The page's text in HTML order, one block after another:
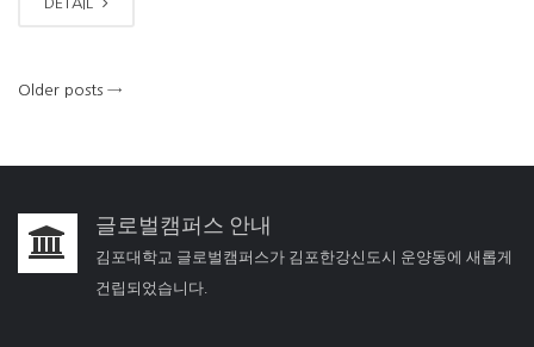
DETAIL
Older posts →
글로벌캠퍼스 안내
김포대학교 글로벌캠퍼스가 김포한강신도시 운양동에 새롭게
건립되었습니다.